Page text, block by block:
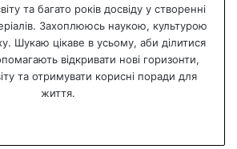
та багато років досвіду у створенні
Захоплююсь наукою, культурою
Шукаю цікаве в усьому, аби ділитися
відкривати нові горизонти,
та отримувати корисні поради для
життя.